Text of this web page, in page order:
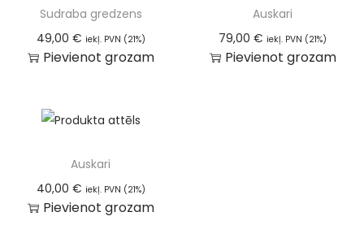
Sudraba gredzens
49,00 € iekļ. PVN (21%)
Pievienot grozam
Auskari
79,00€ iekļ. PVN (21%)
Pievienot grozam
Auskari
40,00 € iekļ. PVN (21%)
Pievienot grozam